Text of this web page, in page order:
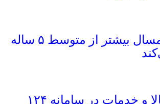
فائو: ایران امسال بیشتر از متوسط ۵ ساله
ثبت قیمت کالا و خدمات در سامانه ۱۲۴